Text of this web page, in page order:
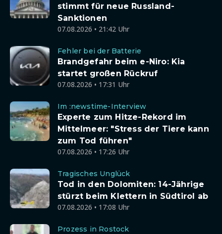
stimmt für neue Russland-
Sanktionen
07.08.2026 • 21:42 Uhr
Fehler bei der Batterie
Brandgefahr beim e-Niro: Kia
startet großen Rückruf
07.08.2026 • 17:31 Uhr
Im :newstime-Interview
Experte zum Hitze-Rekord im
Mittelmeer: "Stress der Tiere kann
zum Tod führen"
07.08.2026 • 17:26 Uhr
Tragisches Unglück
Tod in den Dolomiten: 14-Jährige
stürzt beim Klettern in Südtirol ab
07.08.2026 • 17:08 Uhr
Prozess in Rostock